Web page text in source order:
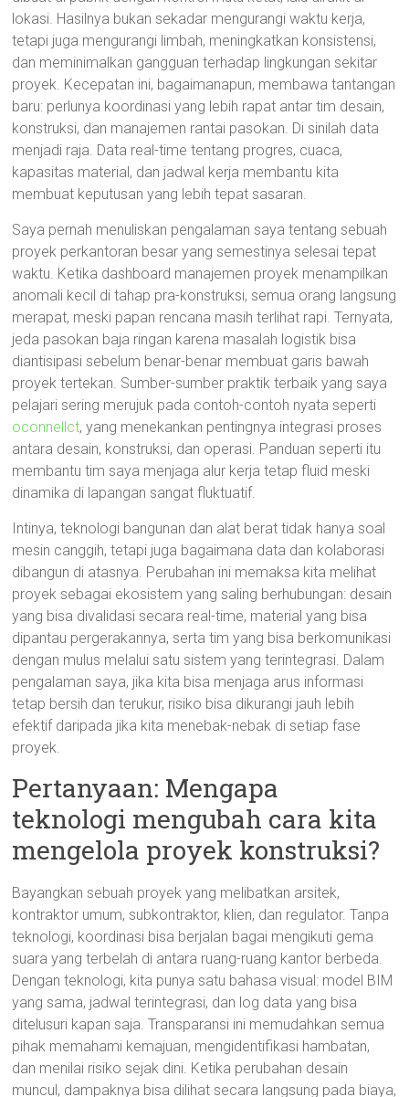
lokasi. Hasilnya bukan sekadar mengurangi waktu kerja,
tetapi juga mengurangi limbah, meningkatkan konsistensi,
dan meminimalkan gangguan terhadap lingkungan sekitar
proyek. Kecepatan ini, bagaimanapun, membawa tantangan
baru: perlunya koordinasi yang lebih rapat antar tim desain,
konstruksi, dan manajemen rantai pasokan. Di sinilah data
menjadi raja. Data real-time tentang progres, cuaca,
kapasitas material, dan jadwal kerja membantu kita
membuat keputusan yang lebih tepat sasaran.
Saya pernah menuliskan pengalaman saya tentang sebuah
proyek perkantoran besar yang semestinya selesai tepat
waktu. Ketika dashboard manajemen proyek menampilkan
anomali kecil di tahap pra-konstruksi, semua orang langsung
merapat, meski papan rencana masih terlihat rapi. Ternyata,
jeda pasokan baja ringan karena masalah logistik bisa
diantisipasi sebelum benar-benar membuat garis bawah
proyek tertekan. Sumber-sumber praktik terbaik yang saya
pelajari sering merujuk pada contoh-contoh nyata seperti
oconnellct, yang menekankan pentingnya integrasi proses
antara desain, konstruksi, dan operasi. Panduan seperti itu
membantu tim saya menjaga alur kerja tetap fluid meski
dinamika di lapangan sangat fluktuatif.
Intinya, teknologi bangunan dan alat berat tidak hanya soal
mesin canggih, tetapi juga bagaimana data dan kolaborasi
dibangun di atasnya. Perubahan ini memaksa kita melihat
proyek sebagai ekosistem yang saling berhubungan: desain
yang bisa divalidasi secara real-time, material yang bisa
dipantau pergerakannya, serta tim yang bisa berkomunikasi
dengan mulus melalui satu sistem yang terintegrasi. Dalam
pengalaman saya, jika kita bisa menjaga arus informasi
tetap bersih dan terukur, risiko bisa dikurangi jauh lebih
efektif daripada jika kita menebak-nebak di setiap fase
proyek.
Pertanyaan: Mengapa
teknologi mengubah cara kita
mengelola proyek konstruksi?
Bayangkan sebuah proyek yang melibatkan arsitek,
kontraktor umum, subkontraktor, klien, dan regulator. Tanpa
teknologi, koordinasi bisa berjalan bagai mengikuti gema
suara yang terbelah di antara ruang-ruang kantor berbeda.
Dengan teknologi, kita punya satu bahasa visual: model BIM
yang sama, jadwal terintegrasi, dan log data yang bisa
ditelusuri kapan saja. Transparansi ini memudahkan semua
pihak memahami kemajuan, mengidentifikasi hambatan,
dan menilai risiko sejak dini. Ketika perubahan desain
muncul, dampaknya bisa dilihat secara langsung pada biaya,